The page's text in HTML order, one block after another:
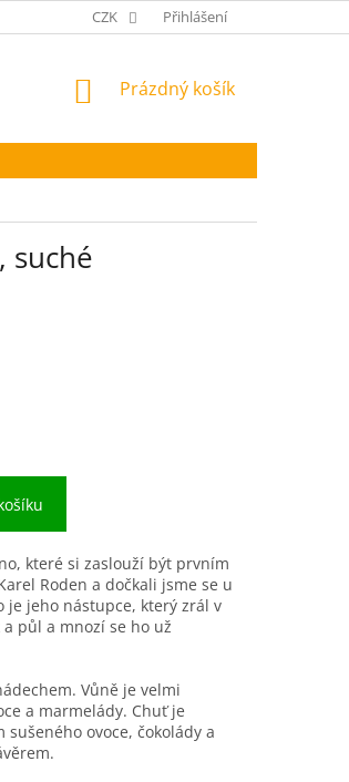
CZK Přihlášení
NÁKUPNÍ
Prázdný košík
suché
které si zaslouží být prvním
Roden a dočkali jsme se u
je jeho nástupce, který zrál v
půl a mnozí se ho už
Vůně je velmi
a marmelády. Chuť je
ovoce, čokolády a